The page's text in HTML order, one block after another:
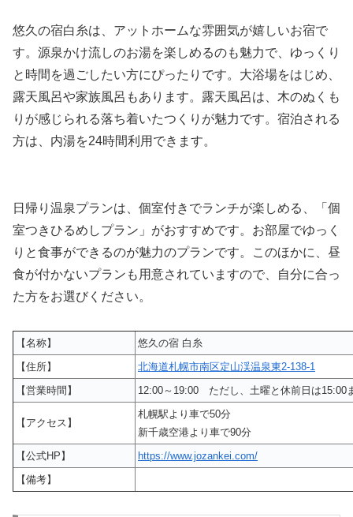
悠久の宿白糸は、アットホームな雰囲気が嬉しいお宿で
す。源泉かけ流しのお湯を楽しめるのも魅力で、ゆっくり
と時間を過ごしたい方にぴったりです。大浴場をはじめ、
露天風呂や家族風呂もあります。露天風呂は、木のぬくも
りが感じられる落ち着いたつくりが魅力です。宿泊される
方は、内湯を24時間利用できます。
日帰り温泉プランは、個室付きでランチが楽しめる、「個
室つきひるめしプラン」がおすすめです。お部屋でゆっく
りと食事ができるのが魅力のプランです。このほかに、昼
食が付かないプランも用意されていますので、自分に合っ
た方をお選びください。
【名称】
悠久の宿 白糸
【住所】
北海道札幌市南区定山渓温泉東2-138-1
【営業時間】
12:00～19:00 ただし、土曜と休前日は15:00
【アクセス】
札幌駅より車で50分
新千歳空港より車で90分
【公式HP】
https://www.jozankei.com/
【備考】